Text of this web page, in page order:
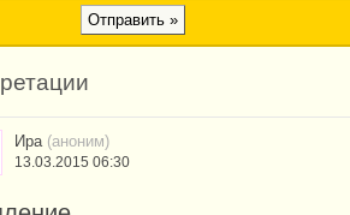
Ира (аноним)
13.03.2015 06:30